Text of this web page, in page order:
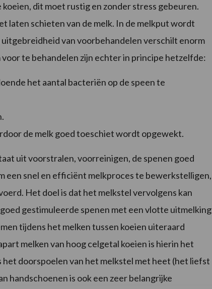
dit moet rustig en zonder stress gebeuren.
laten schieten van de melk. In de melkput wordt
van voorbehandelen verschilt enorm
te behandelen zijn echter in principe hetzelfde:
het aantal bacteriën op de speen te
de melk goed toeschiet wordt opgewekt.
uit voorstralen, voorreinigen, de spenen goed
een snel en efficiënt melkproces te bewerkstelligen,
Het doel is dat het melkstel vervolgens kan
gestimuleerde spenen met een vlotte uitmelking
tijdens het melken tussen koeien uiteraard
melken van hoog celgetal koeien is hierin het
doorspoelen van het melkstel met heet (het liefst
handschoenen is ook een zeer belangrijke